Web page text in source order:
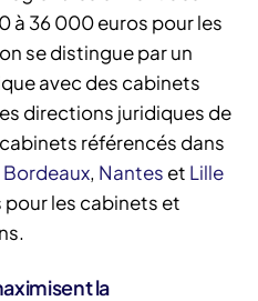
à 36 000 euros pour les
se distingue par un
avec des cabinets
directions juridiques de
référencés dans
Bordeaux, Nantes et Lille
les cabinets et
la